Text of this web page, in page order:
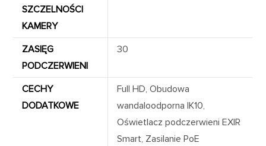
SZCZELNOŚCI
KAMERY
ZASIĘG
PODCZERWIENI
30
CECHY
DODATKOWE
Full HD, Obudowa
wandaloodporna IK10,
Oświetlacz podczerwieni EXIR
Smart, Zasilanie PoE